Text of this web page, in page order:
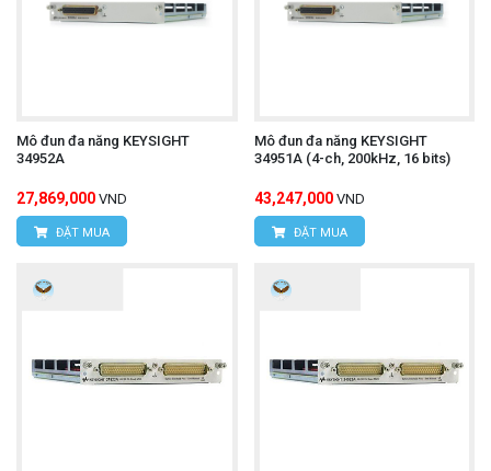
Mô đun đa năng KEYSIGHT
34952A
27,869,000 VND
ĐẶT MUA
Mô đun đa năng KEYSIGHT
34951A (4-ch, 200kHz, 16 bits)
43,247,000 VND
ĐẶT MUA